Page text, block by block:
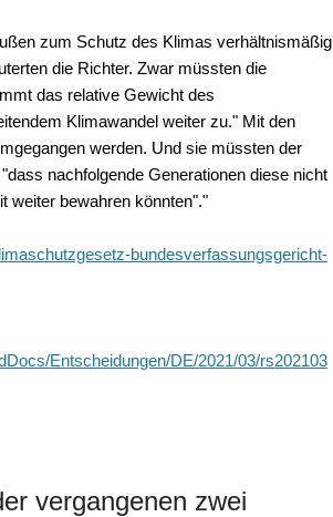
zum Schutz des Klimas verhältnismäßig
die Richter. Zwar müssten die
das relative Gewicht des
Klimawandel weiter zu." Mit den
werden. Und sie müssten der
nachfolgende Generationen diese nicht
weiter bewahren könnten"."
bundesverfassungsgericht-
Entscheidungen/DE/2021/03/rs202103
vergangenen zwei